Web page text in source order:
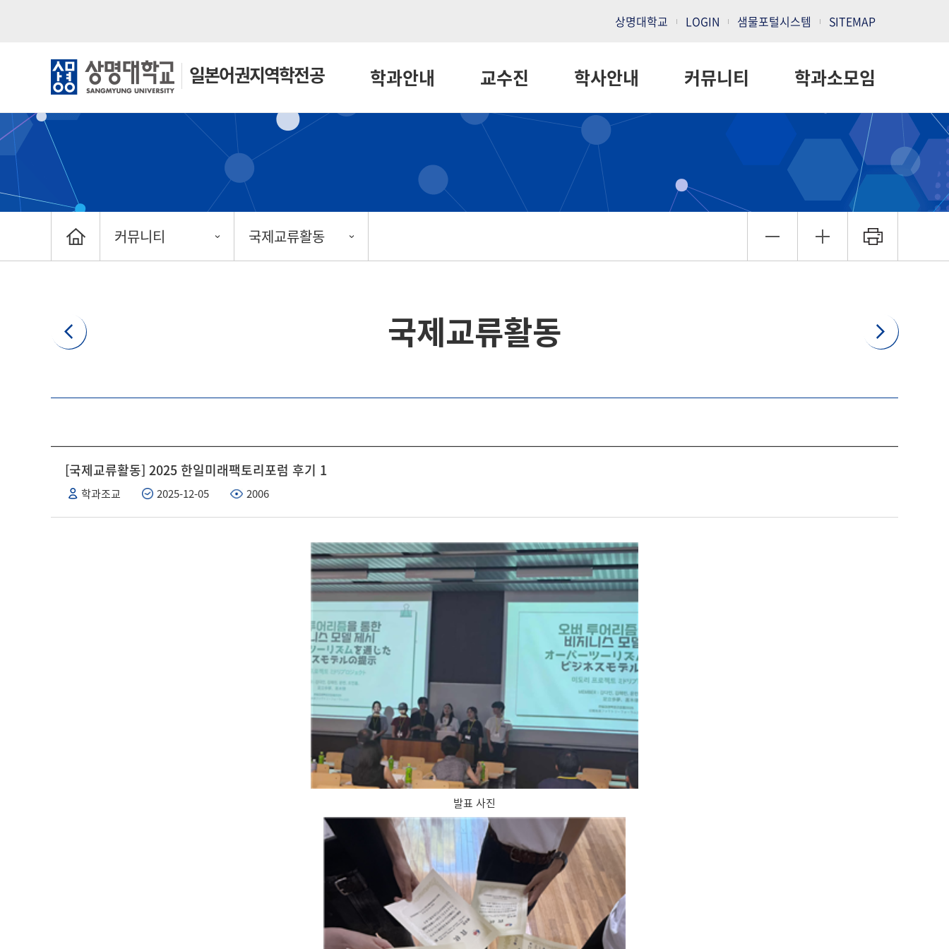
상명대학교 LOGIN 샘물포털시스템 SITEMAP
일본어권지역학전공 학과안내 교수진 학사안내 커뮤니티 학과소모임
커뮤니티 국제교류활동
국제교류활동
[국제교류활동] 2025 한일미래팩토리포럼 후기 1
학과조교 2025-12-05 2006
발표 사진